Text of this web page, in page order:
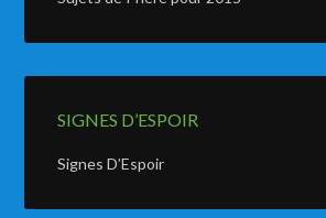
SIGNES D’ESPOIR
Signes D’Espoir